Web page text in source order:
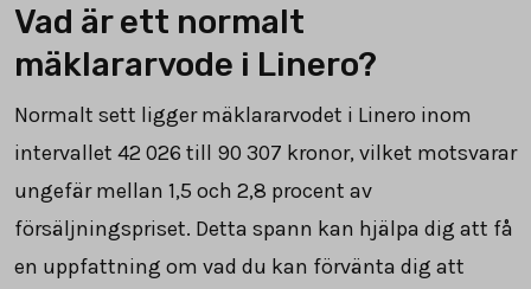
Vad är ett normalt
mäklararvode i Linero?
Normalt sett ligger mäklararvodet i Linero inom
intervallet 42 026 till 90 307 kronor, vilket motsvarar
ungefär mellan 1,5 och 2,8 procent av
försäljningspriset. Detta spann kan hjälpa dig att få
en uppfattning om vad du kan förvänta dig att